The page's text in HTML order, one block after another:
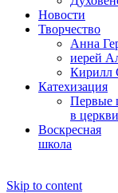
Новости
Творчество
Анна
иерей
Кирилл
Катехизация
Первые
в церкви
Воскресная
школа
Skip to content